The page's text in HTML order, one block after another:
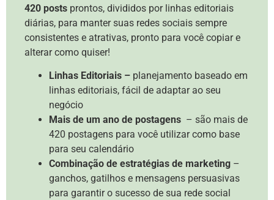
420 posts prontos, divididos por linhas editoriais
diárias, para manter suas redes sociais sempre
consistentes e atrativas, pronto para você copiar e
alterar como quiser!
Linhas Editoriais – planejamento baseado em
linhas editoriais, fácil de adaptar ao seu
negócio
Mais de um ano de postagens – são mais de
420 postagens para você utilizar como base
para seu calendário
Combinação de estratégias de marketing –
ganchos, gatilhos e mensagens persuasivas
para garantir o sucesso de sua rede social